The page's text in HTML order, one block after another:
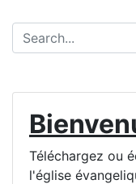
Téléchargez ou
l'église